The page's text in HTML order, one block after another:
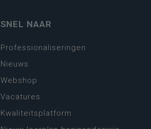
SNEL NAAR
Professionaliseringen
Nieuws
Webshop
Vacatures
Kwaliteitsplatform